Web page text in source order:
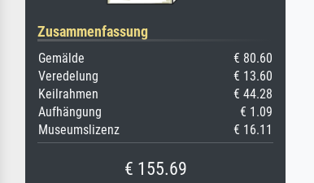
Zusammenfassung
Gemälde
€ 80.60
Veredelung
€ 13.60
Keilrahmen
€ 44.28
Aufhängung
€ 1.09
Museumslizenz
€ 16.11
€ 155.69